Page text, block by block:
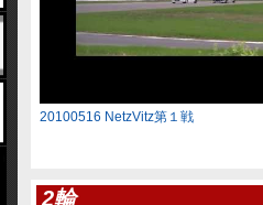
20100516 NetzVitz第１戦
2輪